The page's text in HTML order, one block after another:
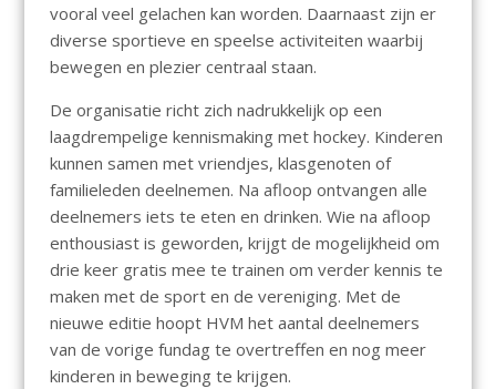
vooral veel gelachen kan worden. Daarnaast zijn er
diverse sportieve en speelse activiteiten waarbij
bewegen en plezier centraal staan.
De organisatie richt zich nadrukkelijk op een
laagdrempelige kennismaking met hockey. Kinderen
kunnen samen met vriendjes, klasgenoten of
familieleden deelnemen. Na afloop ontvangen alle
deelnemers iets te eten en drinken. Wie na afloop
enthousiast is geworden, krijgt de mogelijkheid om
drie keer gratis mee te trainen om verder kennis te
maken met de sport en de vereniging. Met de
nieuwe editie hoopt HVM het aantal deelnemers
van de vorige fundag te overtreffen en nog meer
kinderen in beweging te krijgen.